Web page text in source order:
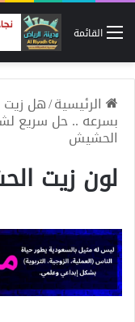
القائمة
الرئيسية/هل زيت
بسرعه .. حل سريع
الحشيش
لون زيت